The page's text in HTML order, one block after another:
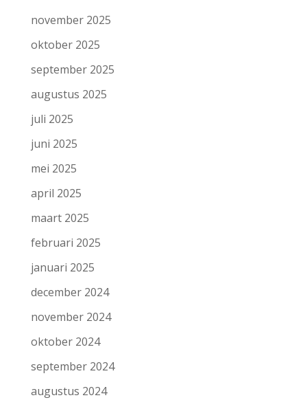
november 2025
oktober 2025
september 2025
augustus 2025
juli 2025
juni 2025
mei 2025
april 2025
maart 2025
februari 2025
januari 2025
december 2024
november 2024
oktober 2024
september 2024
augustus 2024